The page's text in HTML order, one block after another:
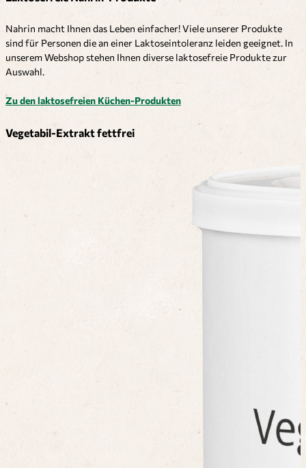
Nahrin macht Ihnen das Leben einfacher! Viele unserer Produkte
sind für Personen die an einer Laktoseintoleranz leiden geeignet. In
unserem Webshop stehen Ihnen diverse laktosefreie Produkte zur
Auswahl.
Zu den laktosefreien Küchen-Produkten
Vegetabil-Extrakt fettfrei